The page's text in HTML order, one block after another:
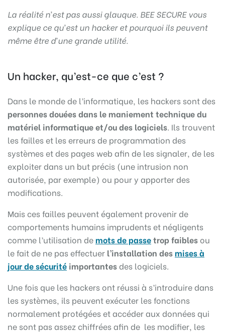
La réalité n’est pas aussi glauque. BEE SECURE vous
explique ce qu’est un hacker et pourquoi ils peuvent
même être d’une grande utilité.
Un hacker, qu’est-ce que c’est ?
Dans le monde de l’informatique, les hackers sont des
personnes douées dans le maniement technique du
matériel informatique et/ou des logiciels. Ils trouvent
les failles et les erreurs de programmation des
systèmes et des pages web afin de les signaler, de les
exploiter dans un but précis (une intrusion non
autorisée, par exemple) ou pour y apporter des
modifications.
Mais ces failles peuvent également provenir de
comportements humains imprudents et négligents
comme l’utilisation demots de passetrop faibles ou
le fait de ne pas effectuer l’installation desmises à
jour de sécurité importantesdes logiciels.
Une fois que les hackers ont réussi à s’introduire dans
les systèmes, ils peuvent exécuter les fonctions
normalement protégées et accéder aux données qui
ne sont pas assez chiffrées afin de les modifier, les